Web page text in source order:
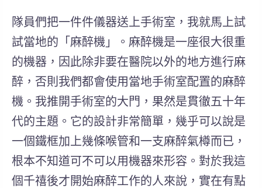
隊員們把一件件儀器送上手術室，我就馬上試
試當地的「麻醉機」。麻醉機是一座很大很重
的機器，因此除非要在醫院以外的地方進行麻
醉，否則我們都會使用當地手術室配置的麻醉
機。我推開手術室的大門，果然是貫徹五十年
代的主題。它的設計非常簡單，幾乎可以說是
一個鐵框加上幾條喉管和一支麻醉氣樽而已，
根本不知道可不可以用機器來形容。對於我這
個千禧後才開始麻醉工作的人來說，實在有點